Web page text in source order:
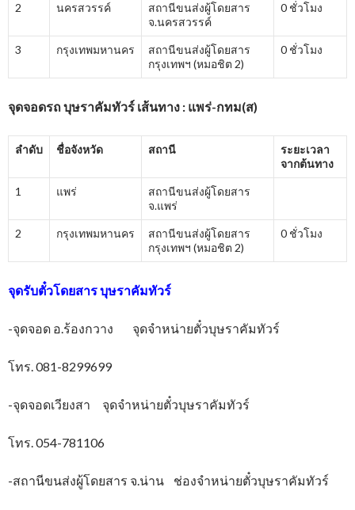
2 นครสวรรค์
สถานีขนส่งผู้โดยสาร
จ.นครสวรรค์
0 ชั่วโมง
3 กรุงเทพมหานคร
สถานีขนส่งผู้โดยสาร
กรุงเทพฯ (หมอชิต 2)
0 ชั่วโมง
จุดจอดรถ บุษราคัมทัวร์ เส้นทาง : แพร่-กทม(ส)
ลำดับ ชื่อจังหวัด สถานี
ระยะเวลา
จากต้นทาง
1 แพร่
สถานีขนส่งผู้โดยสาร
จ.แพร่
2 กรุงเทพมหานคร
สถานีขนส่งผู้โดยสาร
กรุงเทพฯ (หมอชิต 2)
0 ชั่วโมง
จุดรับตั๋วโดยสาร บุษราคัมทัวร์
-จุดจอด อ.ร้องกวาง จุดจำหน่ายตั๋วบุษราคัมทัวร์
โทร. 081-8299699
-จุดจอดเวียงสา จุดจำหน่ายตั๋วบุษราคัมทัวร์
โทร. 054-781106
-สถานีขนส่งผู้โดยสาร จ.น่าน ช่องจำหน่ายตั๋วบุษราคัมทัวร์